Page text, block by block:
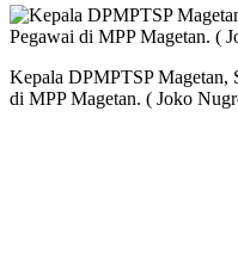
Kepala DPMPTSP Magetan,
di MPP Magetan. ( Joko